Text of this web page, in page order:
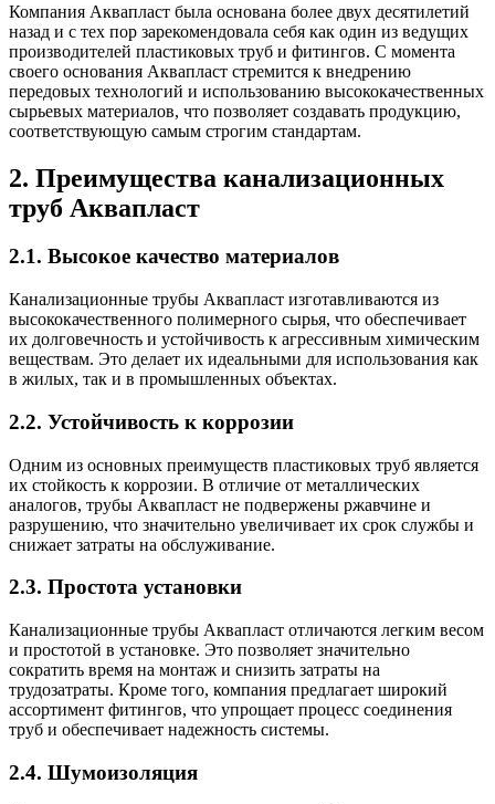
Компания Аквапласт была основана более двух десятилетий
назад и с тех пор зарекомендовала себя как один из ведущих
производителей пластиковых труб и фитингов. С момента
своего основания Аквапласт стремится к внедрению
передовых технологий и использованию высококачественных
сырьевых материалов, что позволяет создавать продукцию,
соответствующую самым строгим стандартам.
2. Преимущества канализационных
труб Аквапласт
2.1. Высокое качество материалов
Канализационные трубы Аквапласт изготавливаются из
высококачественного полимерного сырья, что обеспечивает
их долговечность и устойчивость к агрессивным химическим
веществам. Это делает их идеальными для использования как
в жилых, так и в промышленных объектах.
2.2. Устойчивость к коррозии
Одним из основных преимуществ пластиковых труб является
их стойкость к коррозии. В отличие от металлических
аналогов, трубы Аквапласт не подвержены ржавчине и
разрушению, что значительно увеличивает их срок службы и
снижает затраты на обслуживание.
2.3. Простота установки
Канализационные трубы Аквапласт отличаются легким весом
и простотой в установке. Это позволяет значительно
сократить время на монтаж и снизить затраты на
трудозатраты. Кроме того, компания предлагает широкий
ассортимент фитингов, что упрощает процесс соединения
труб и обеспечивает надежность системы.
2.4. Шумоизоляция